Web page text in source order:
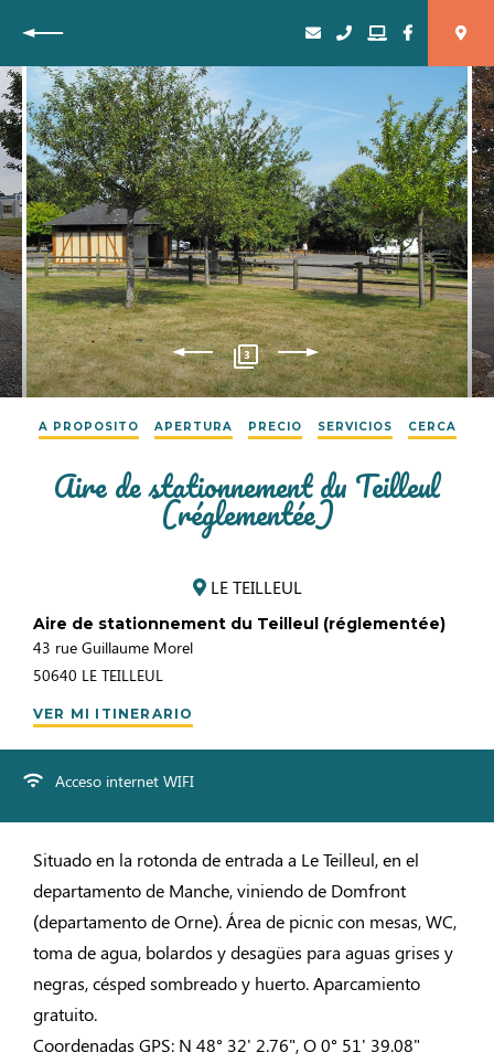
Vuelta
3
A PROPOSITO APERTURA PRECIO SERVICIOS CERCA
Aire de stationnement du Teilleul
(réglementée)
LE TEILLEUL
Aire de stationnement du Teilleul (réglementée)
43 rue Guillaume Morel
50640 LE TEILLEUL
VER MI ITINERARIO
Acceso internet WIFI
Situado en la rotonda de entrada a Le Teilleul, en el
departamento de Manche, viniendo de Domfront
(departamento de Orne). Área de picnic con mesas, WC,
toma de agua, bolardos y desagües para aguas grises y
negras, césped sombreado y huerto. Aparcamiento
gratuito.
Coordenadas GPS: N 48° 32' 2.76", O 0° 51' 39.08"